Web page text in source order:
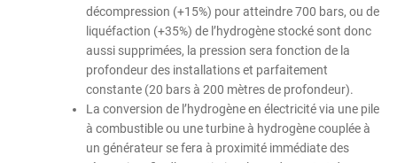
décompression (+15%) pour atteindre 700 bars, ou de
liquéfaction (+35%) de l’hydrogène stocké sont donc
aussi supprimées, la pression sera fonction de la
profondeur des installations et parfaitement
constante (20 bars à 200 mètres de profondeur).
La conversion de l’hydrogène en électricité via une pile
à combustible ou une turbine à hydrogène couplée à
un générateur se fera à proximité immédiate des